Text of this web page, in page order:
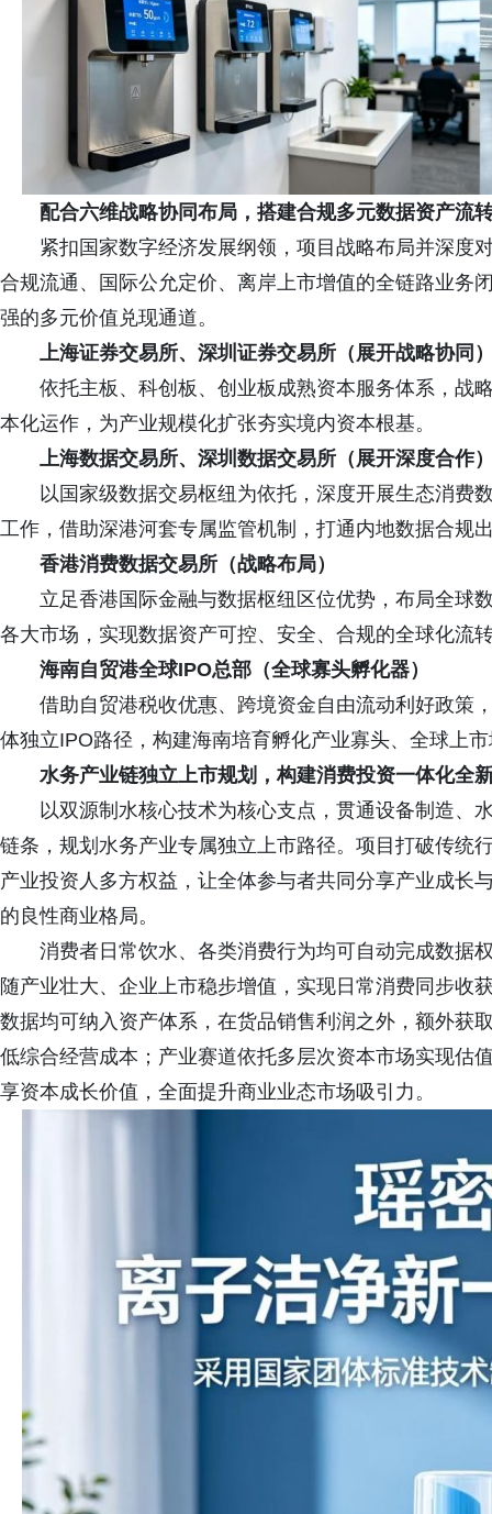
配合六维战略协同布局，搭建合规多元数据资产流
紧扣国家数字经济发展纲领，项目战略布局并深度
合规流通、国际公允定价、离岸上市增值的全链路业务
强的多元价值兑现通道。
上海证券交易所、深圳证券交易所（展开战略协同
依托主板、科创板、创业板成熟资本服务体系，战
本化运作，为产业规模化扩张夯实境内资本根基。
上海数据交易所、深圳数据交易所（展开深度合作
以国家级数据交易枢纽为依托，深度开展生态消费
工作，借助深港河套专属监管机制，打通内地数据合规
香港消费数据交易所（战略布局）
立足香港国际金融与数据枢纽区位优势，布局全球
各大市场，实现数据资产可控、安全、合规的全球化流
海南自贸港全球IPO总部（全球寡头孵化器）
借助自贸港税收优惠、跨境资金自由流动利好政策
体独立IPO路径，构建海南培育孵化产业寡头、全球上
水务产业链独立上市规划，构建消费投资一体化全
以双源制水核心技术为核心支点，贯通设备制造、
链条，规划水务产业专属独立上市路径。项目打破传统
产业投资人多方权益，让全体参与者共同分享产业成长
的良性商业格局。
消费者日常饮水、各类消费行为均可自动完成数据
随产业壮大、企业上市稳步增值，实现日常消费同步收
数据均可纳入资产体系，在货品销售利润之外，额外获
低综合经营成本；产业赛道依托多层次资本市场实现估
享资本成长价值，全面提升商业业态市场吸引力。